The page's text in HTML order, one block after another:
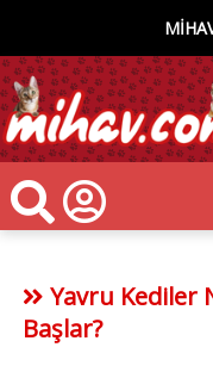
Yavru Kediler
Başlar?